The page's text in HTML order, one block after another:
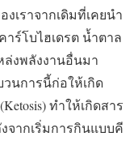
เราจากเดิมที่เคยนำ
ร์โบไฮเดรต น้ำตาล
ล่งพลังงานอื่นมา
นการนี้ก่อให้เกิด
ทำให้เกิดสาร
จากเริ่มการกินแบบคี